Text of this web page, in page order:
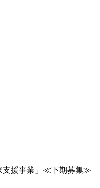
支援事業」≪下期募集≫